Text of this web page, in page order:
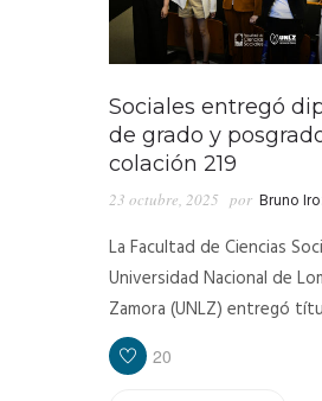
Sociales entregó
de grado y
colación 219
23 octubre, 2025 por Bruno
La Facultad de Ciencias
Universidad Nacional de
Zamora (UNLZ) entregó
20